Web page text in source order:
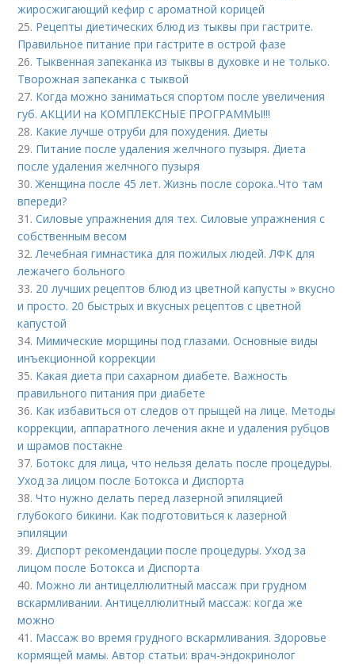
жиросжигающий кефир с ароматной корицей
25. Рецепты диетических блюд из тыквы при гастрите.
Правильное питание при гастрите в острой фазе
26. Тыквенная запеканка из тыквы в духовке и не только.
Творожная запеканка с тыквой
27. Когда можно заниматься спортом после увеличения
губ. АКЦИИ на КОМПЛЕКСНЫЕ ПРОГРАММЫ!!!
28. Какие лучше отруби для похудения. Диеты
29. Питание после удаления желчного пузыря. Диета
после удаления желчного пузыря
30.Женщина после 45 лет. Жизнь после сорока..Что там
впереди?
31.Силовые упражнения для тех. Силовые упражнения с
собственным весом
32.Лечебная гимнастика для пожилых людей. ЛФК для
лежачего больного
33. 20 лучших рецептов блюд из цветной капусты » вкусно
и просто. 20 быстрых и вкусных рецептов с цветной
капустой
34. Мимические морщины под глазами. Основные виды
инъекционной коррекции
35. Какая диета при сахарном диабете. Важность
правильного питания при диабете
36. Как избавиться от следов от прыщей на лице. Методы
коррекции, аппаратного лечения акне и удаления рубцов
и шрамов постакне
37. Ботокс для лица, что нельзя делать после процедуры.
Уход за лицом после Ботокса и Диспорта
38.Что нужно делать перед лазерной эпиляцией
глубокого бикини. Как подготовиться к лазерной
эпиляции
39.Диспорт рекомендации после процедуры. Уход за
лицом после Ботокса и Диспорта
40. Можно ли антицеллюлитный массаж при грудном
вскармливании. Антицеллюлитный массаж: когда же
можно
41. Массаж во время грудного вскармливания. Здоровье
кормящей мамы. Автор статьи: врач-эндокринолог